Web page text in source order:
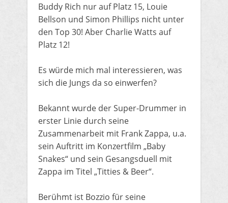
Buddy Rich nur auf Platz 15, Louie
Bellson und Simon Phillips nicht unter
den Top 30! Aber Charlie Watts auf
Platz 12!
Es würde mich mal interessieren, was
sich die Jungs da so einwerfen?
Bekannt wurde der Super-Drummer in
erster Linie durch seine
Zusammenarbeit mit Frank Zappa, u.a.
sein Auftritt im Konzertfilm „Baby
Snakes“ und sein Gesangsduell mit
Zappa im Titel „Titties & Beer“.
Berühmt ist Bozzio für seine